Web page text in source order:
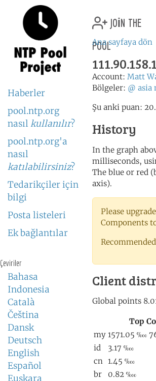
Haberler
pool.ntp.org
nasıl kullanılır?
pool.ntp.org'a
nasıl
katılabilirsiniz?
Tedarikçiler için
bilgi
Posta listeleri
Ek bağlantılar
Çeviriler
Bahasa
Indonesia
Català
Čeština
Dansk
Deutsch
English
Español
Euskara
join the
pool
Ana sayfaya dön
Account: Matt
Bölgeler: @ asia
Şu anki puan:
History
In the graph
milliseconds,
The blue or red
axis).
Please
Components
Client